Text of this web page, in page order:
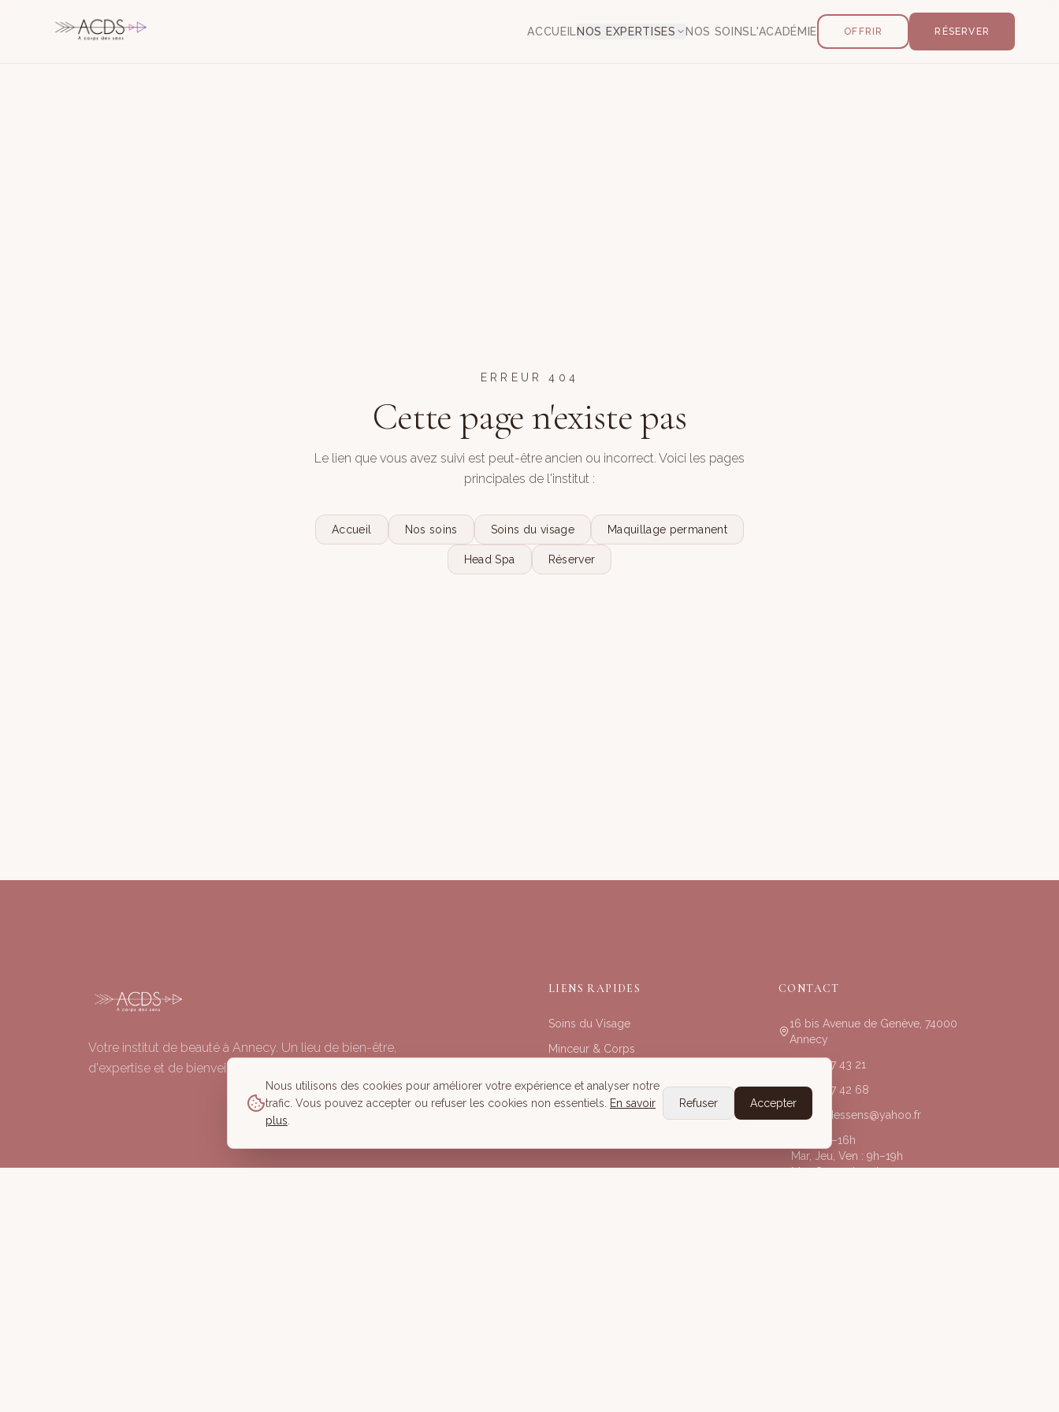
ACCUEIL NOS EXPERTISES NOS SOINS L'ACADÉMIE OFFRIR RÉSERVER
ERREUR 404
Cette page n'existe pas
Le lien que vous avez suivi est peut-être ancien ou incorrect. Voici les pages
principales de l'institut :
Accueil Nos soins Soins du visage Maquillage permanent
Head Spa Réserver
Votre institut de beauté à Annecy. Un lieu de bien-être,
d'expertise et de bienveillance depuis 2006.
LIENS RAPIDES
Soins du Visage
Minceur & Corps
Tous nos Soins
CONTACT
16 bis Avenue de Genève, 74000
Annecy
04 50 67 43 21
06 20 77 42 68
acorpsdessens@yahoo.fr
Lun : 9h–16h
Mar, Jeu, Ven : 9h–19h
Mer, Sam : 9h–13h
Nous utilisons des cookies pour améliorer votre expérience et analyser notre
trafic. Vous pouvez accepter ou refuser les cookies non essentiels.
En savoir
plus
Refuser Accepter